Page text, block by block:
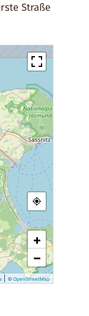
Straße
+
−
© OpenStreetMap